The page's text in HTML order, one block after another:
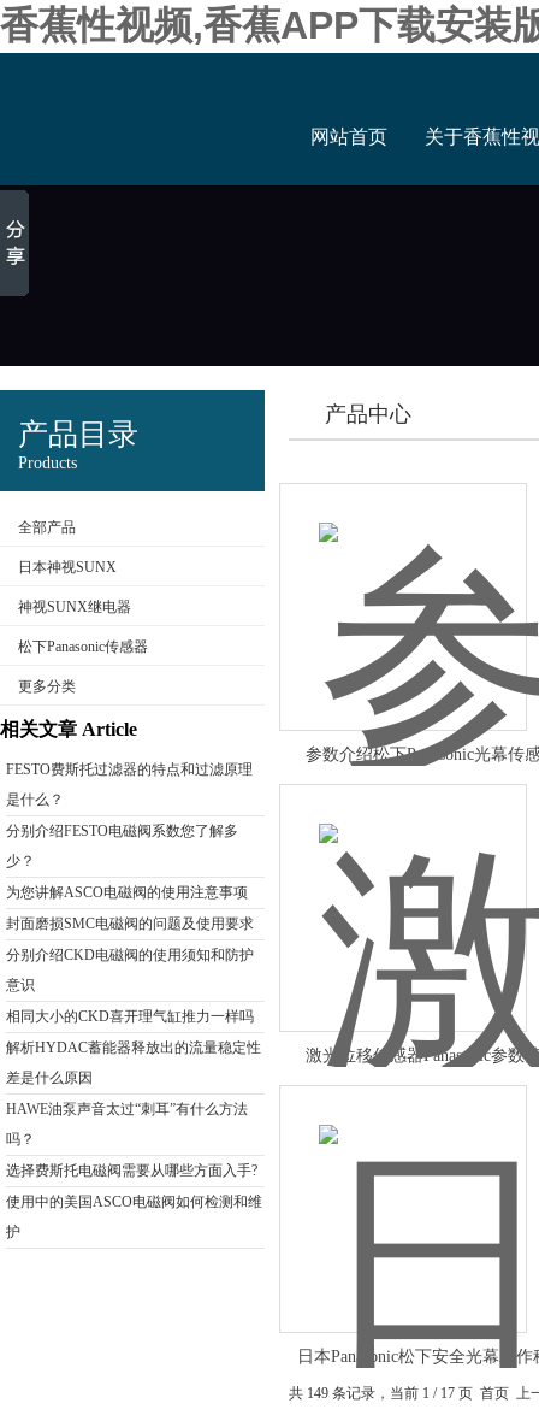
香蕉性视频,香蕉APP下载安装
网站首页 关于香蕉性
产品目录
Products
全部产品
日本神视SUNX
神视SUNX继电器
松下Panasonic传感器
更多分类
相关文章 Article
FESTO费斯托过滤器的特点和过滤原理
是什么？
分别介绍FESTO电磁阀系数您了解多
少？
为您讲解ASCO电磁阀的使用注意事项
封面磨损SMC电磁阀的问题及使用要求
分别介绍CKD电磁阀的使用须知和防护
意识
相同大小的CKD喜开理气缸推力一样吗
解析HYDAC蓄能器释放出的流量稳定性
差是什么原因
HAWE油泵声音太过“刺耳”有什么方法
吗？
选择费斯托电磁阀需要从哪些方面入手?
使用中的美国ASCO电磁阀如何检测和维
护
产品中心
参数介绍松下Panasonic光幕传
激光位移传感器Panasonic参数
日本Panasonic松下安全光幕工作
共 149 条记录，当前 1 / 17 页 首页